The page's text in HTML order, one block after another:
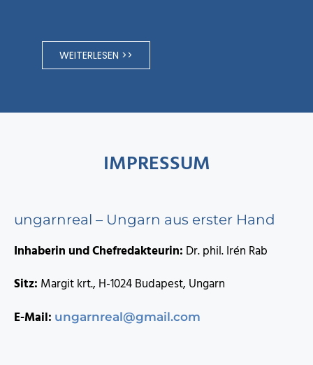
WEITERLESEN >>
IMPRESSUM
ungarnreal – Ungarn aus erster Hand
Inhaberin und Chefredakteurin: Dr. phil. Irén Rab
Sitz: Margit krt., H-1024 Budapest, Ungarn
E-Mail: ungarnreal@gmail.com